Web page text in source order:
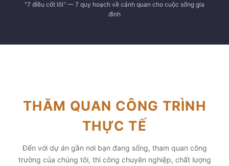
"7 điều cốt lõi" — 7 quy hoạch về cảnh quan cho cuộc sống gia
đình
THĂM QUAN CÔNG TRÌNH
THỰC TẾ
Đến với dự án gần nơi bạn đang sống, tham quan công
trường của chúng tôi, thi công chuyên nghiệp, chất lượng